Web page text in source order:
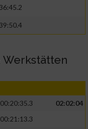
Werkstätten
00:20:35.3
02:02:04
00:21:13.3